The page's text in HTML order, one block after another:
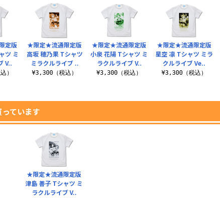
★限定★流通限定版
高坂 穂乃果 Tシャツ
ミラクルライブ ..
¥3,300（税込）
★限定★流通限定版
小泉 花陽 Tシャツ ミ
ラクルライブ V..
¥3,300（税込）
★限定★流通限定版
星空 凛 Tシャツ ミラ
クルライブ Ve..
¥3,300（税込）
定版
ツ ミ
V..
）
ています
★限定★流通限定版
津島 善子 Tシャツ ミ
ラクルライブ V..